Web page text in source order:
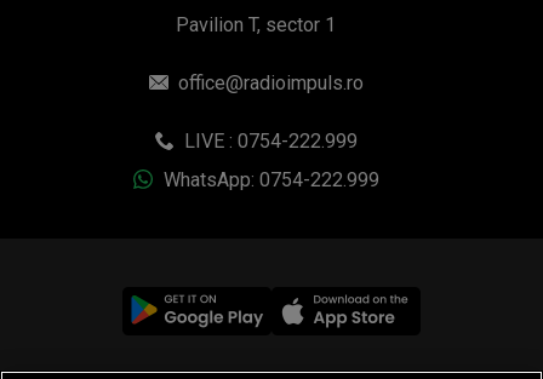
Pavilion T, sector 1
office@radioimpuls.ro
LIVE : 0754-222.999
WhatsApp: 0754-222.999